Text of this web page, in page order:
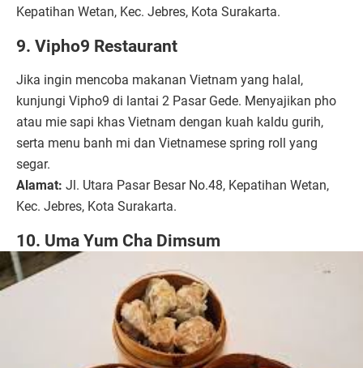
Kepatihan Wetan, Kec. Jebres, Kota Surakarta.
9. Vipho9 Restaurant
Jika ingin mencoba makanan Vietnam yang halal,
kunjungi Vipho9 di lantai 2 Pasar Gede. Menyajikan pho
atau mie sapi khas Vietnam dengan kuah kaldu gurih,
serta menu banh mi dan Vietnamese spring roll yang
segar.
Alamat: Jl. Utara Pasar Besar No.48, Kepatihan Wetan,
Kec. Jebres, Kota Surakarta.
10. Uma Yum Cha Dimsum